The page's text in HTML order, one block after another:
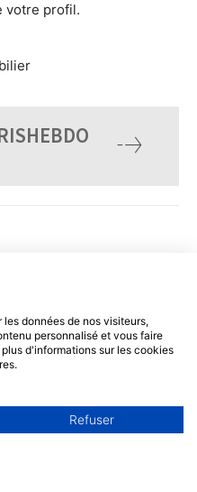
votre profil.
données de nos visiteurs,
personnalisé et vous faire
d'informations sur les cookies
Refuser